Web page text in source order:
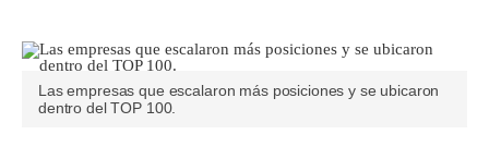
Las empresas que escalaron más posiciones y se ubicaron
dentro del TOP 100.